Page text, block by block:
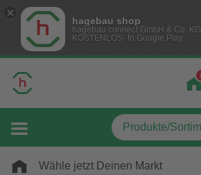
hagebau shop
hagebau connect GmbH & Co. KG
KOSTENLOS- In Google Play
Wähle jetzt Deinen Markt